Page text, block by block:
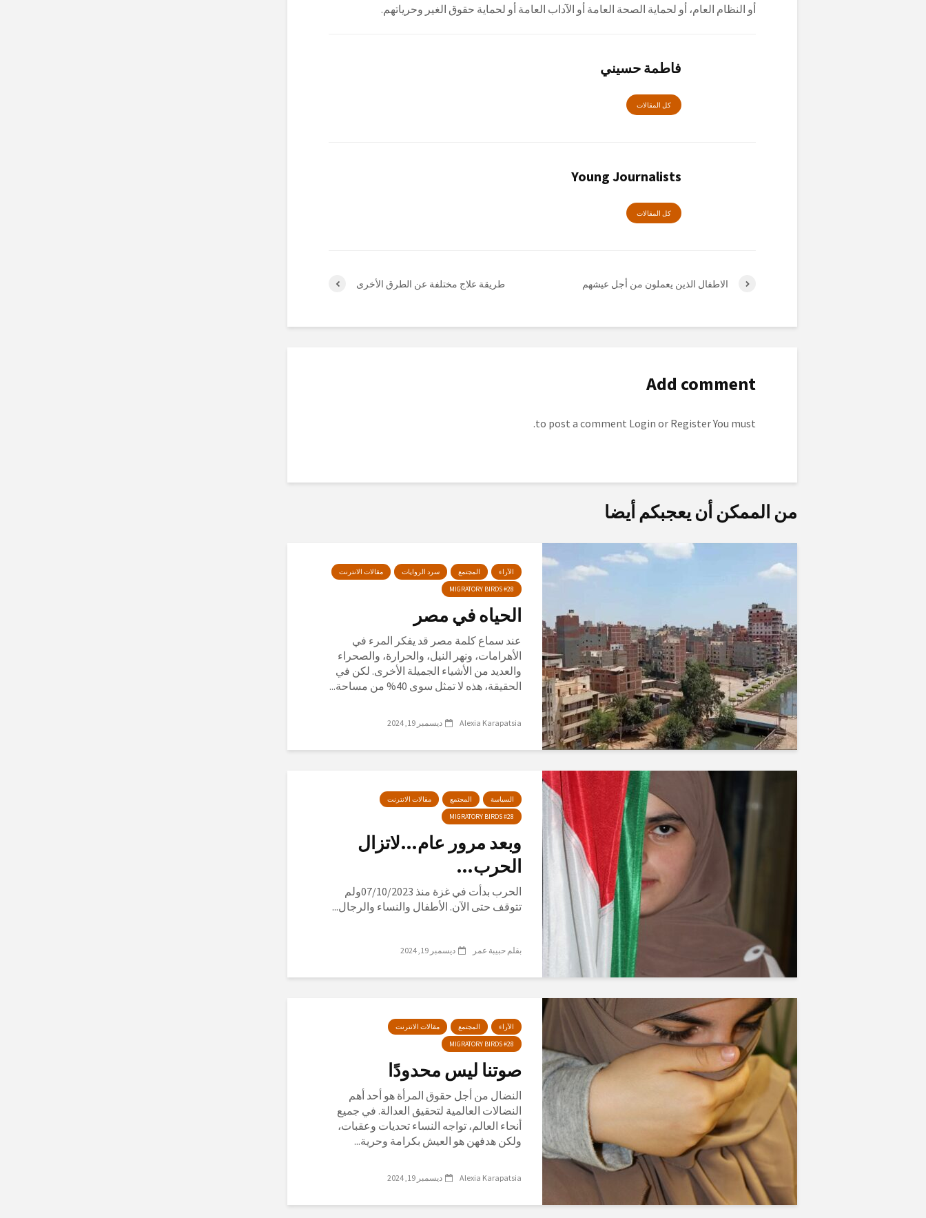
أو النظام العام، أو لحماية الصحة العامة أو الآداب العامة أو لحماية حقوق الغير وحرياتهم.
فاطمة حسيني
كل المقالات
Young Journalists
كل المقالات
طريقة علاج مختلفة عن الطرق الأخرى الاطفال الذين يعملون من أجل عيشهم
Add comment
You must
Register
Login
من الممكن أن يعجبكم أيضا
الآراء المجتمع سرد الروايات
مقالات الانترنت
MIGRATORY BIRDS #28
الحياه في مصر
عند سماع كلمة مصر قد يفكر المرء في
الأهرامات، ونهر النيل، والحرارة، والصحراء
والعديد من الأشياء الجميلة الأخرى. لكن في
الحقيقة، هذه لا تمثل سوى 40% من مساحة...
Alexia Karapatsia ديسمبر 19, 2024
السياسة المجتمع
مقالات الانترنت
MIGRATORY BIRDS #28
وبعد مرور عام…لاتزال
الحرب…
الحرب بدأت في غزة منذ 07/10/2023ولم
تتوقف حتى الآن. الأطفال والنساء والرجال...
بقلم حبيبة عمر ديسمبر 19, 2024
الآراء المجتمع
مقالات الانترنت
MIGRATORY BIRDS #28
صوتنا ليس محدودًا
النضال من أجل حقوق المرأة هو أحد أهم
النضالات العالمية لتحقيق العدالة. في جميع
أنحاء العالم، تواجه النساء تحديات وعقبات،
ولكن هدفهن هو العيش بكرامة وحرية...
Alexia Karapatsia ديسمبر 19, 2024